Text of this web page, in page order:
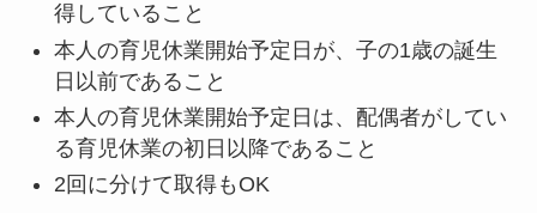
得していること
本人の育児休業開始予定日が、子の1歳の誕生
日以前であること
本人の育児休業開始予定日は、配偶者がしてい
る育児休業の初日以降であること
2回に分けて取得もOK